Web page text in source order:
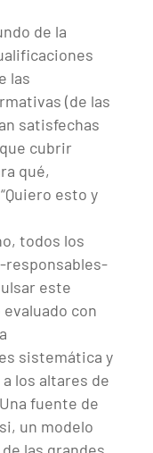
de la
las
(de las
satisfechas
cubrir
qué,
esto y
todos los
este
con
sistemática y
los altares de
fuente de
un modelo